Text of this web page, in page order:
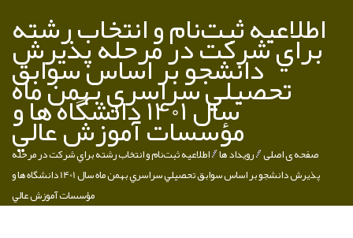
اطلاعيه ثبت‌نام و انتخاب رشته
براي شرکت در مرحله پذيرش
دانشجو بر اساس سوابق
تحصيلي سراسري بهمن ماه
سال 1401 دانشگاه ها و
مؤسسات آموزش عالي صفحه ی اصلی رويداد ها اطلاعيه ثبت‌نام و انتخاب رشته براي شرکت در مرحله
پذيرش دانشجو بر اساس سوابق تحصيلي سراسري بهمن ماه سال 1401 دانشگاه ها و
مؤسسات آموزش عالي